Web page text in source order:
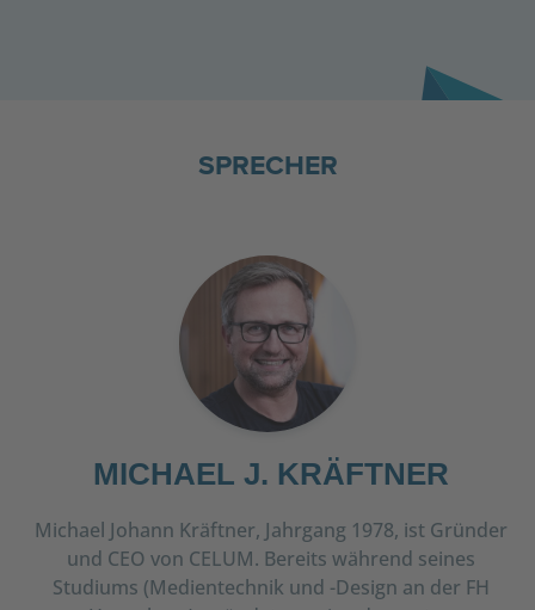
SPRECHER
MICHAEL J. KRÄFTNER
Michael Johann Kräftner, Jahrgang 1978, ist Gründer
und CEO von CELUM. Bereits während seines
Studiums (Medientechnik und -Design an der FH